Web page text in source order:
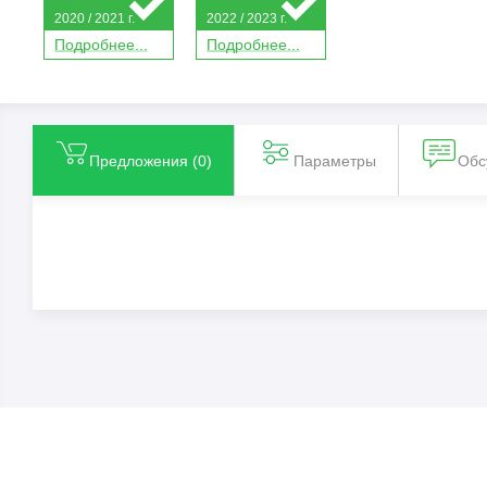
Подробнее...
2020 / 2021 г.
Подробнее...
2022 / 2023 г.
Предложения (0) Параметры